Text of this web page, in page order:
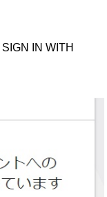
IN WITH